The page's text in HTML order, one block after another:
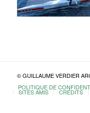
© GUILLAUME VERDIER
POLITIQUE DE
SITES AMIS CRÉDITS